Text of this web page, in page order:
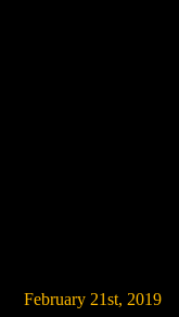
February 21st, 2019